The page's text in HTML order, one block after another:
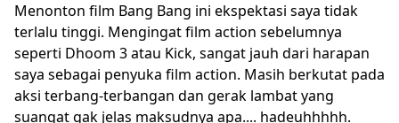
Menonton film Bang Bang ini ekspektasi saya tidak
terlalu tinggi. Mengingat film action sebelumnya
seperti Dhoom 3 atau Kick, sangat jauh dari harapan
saya sebagai penyuka film action. Masih berkutat pada
aksi terbang-terbangan dan gerak lambat yang
suangat gak jelas maksudnya apa.... hadeuhhhhh.